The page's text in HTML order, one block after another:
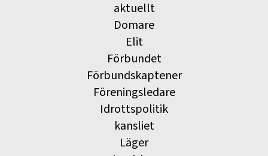
aktuellt
Domare
Elit
Förbundet
Förbundskaptener
Föreningsledare
Idrottspolitik
kansliet
Läger